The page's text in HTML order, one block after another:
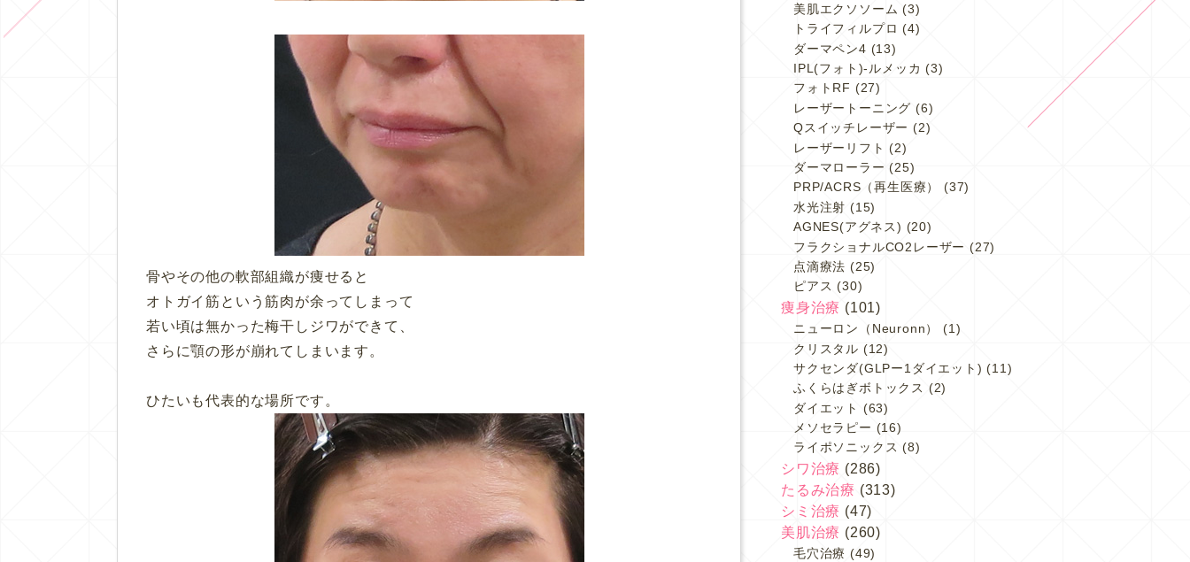
骨やその他の軟部組織が痩せると
オトガイ筋という筋肉が余ってしまって
若い頃は無かった梅干しジワができて、
さらに顎の形が崩れてしまいます。
ひたいも代表的な場所です。
美肌エクソソーム (3)
トライフィルプロ (4)
ダーマペン4 (13)
IPL(フォト)-ルメッカ (3)
フォトRF (27)
レーザートーニング (6)
Qスイッチレーザー (2)
レーザーリフト (2)
ダーマローラー (25)
PRP/ACRS（再生医療）
(37)
水光注射 (15)
AGNES(アグネス) (20)
フラクショナルCO2レーザー (27)
点滴療法 (25)
ピアス (30)
痩身治療 (101)
ニューロン（Neuronn）
(1)
クリスタル (12)
サクセンダ(GLPー1ダイエット) (11)
ふくらはぎボトックス (2)
ダイエット (63)
メソセラピー (16)
ライポソニックス (8)
シワ治療 (286)
たるみ治療 (313)
シミ治療 (47)
美肌治療 (260)
毛穴治療 (49)